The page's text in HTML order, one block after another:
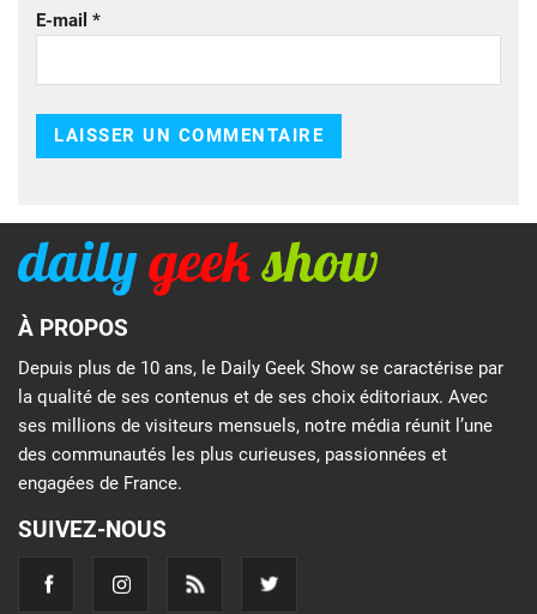
E-mail *
À PROPOS
Depuis plus de 10 ans, le Daily Geek Show se caractérise par
la qualité de ses contenus et de ses choix éditoriaux. Avec
ses millions de visiteurs mensuels, notre média réunit l’une
des communautés les plus curieuses, passionnées et
engagées de France.
SUIVEZ-NOUS